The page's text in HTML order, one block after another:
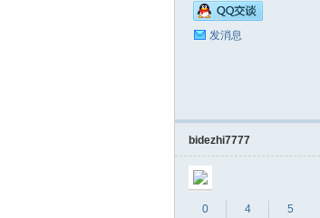
论
发消息
bidezhi7777
0
4
5